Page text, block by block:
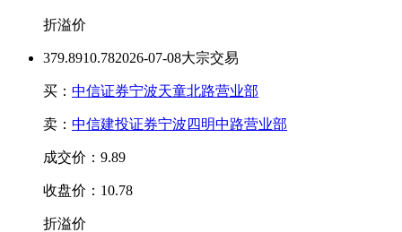
折溢价
379.8910.782026-07-08大宗交易
买： 中信证券宁波天童北路营业部
卖： 中信建投证券宁波四明中路营业部
成交价：9.89
收盘价：10.78
折溢价